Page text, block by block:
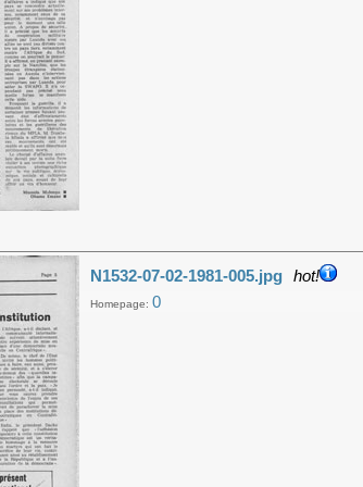
N1532-07-02-1981-005.jpg hot!
Homepage: 0